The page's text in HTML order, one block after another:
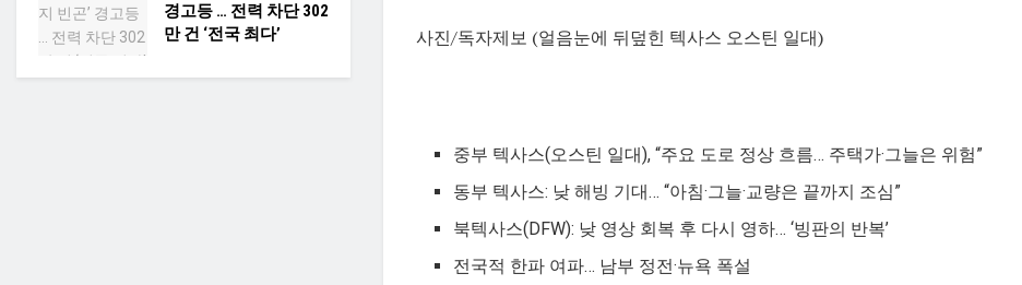
사진/독자제보 (얼음눈에 뒤덮힌 텍사스 오스틴 일대)
중부 텍사스(오스틴 일대), “주요 도로 정상 흐름… 주택가·그늘은 위험”
동부 텍사스: 낮 해빙 기대… “아침·그늘·교량은 끝까지 조심”
북텍사스(DFW): 낮 영상 회복 후 다시 영하… ‘빙판의 반복’
전국적 한파 여파… 남부 정전·뉴욕 폭설
경고등 … 전력 차단 302
만 건 ‘전국 최다’